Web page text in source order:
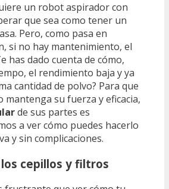
un robot aspirador con
que sea como tener un
Pero, como pasa en
si no hay mantenimiento, el
has dado cuenta de cómo,
el rendimiento baja y ya
cantidad de polvo? Para que
mantenga su fuerza y eficacia,
de sus partes es
a ver cómo puedes hacerlo
y sin complicaciones.
cepillos y filtros